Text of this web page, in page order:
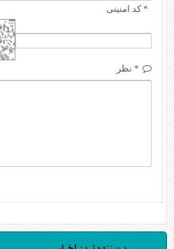
* کد امنیتی
* نظر